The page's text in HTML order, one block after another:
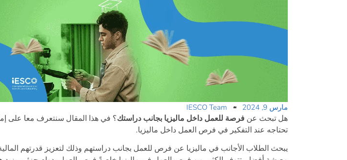
مارس 9, 2024 IESCO Team
هل تبحث عن فرصة للعمل داخل ماليزيا بجانب دراستك؟ في هذا المقال سنتعرف معا على
تحتاجه عند التفكير في فرص العمل داخل ماليزيا.
يبحث الطلاب الأجانب في ماليزيا عن فرص للعمل بجانب دراستهم وذلك لتعزيز قدرتهم